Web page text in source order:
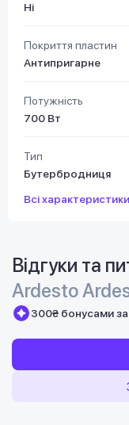
Ні
Покриття пластин
Антипригарне
Потужність
700 Вт
Тип
Бутербродниця
Всі характеристики
Відгуки та
Ardesto
300₴ бонусами за